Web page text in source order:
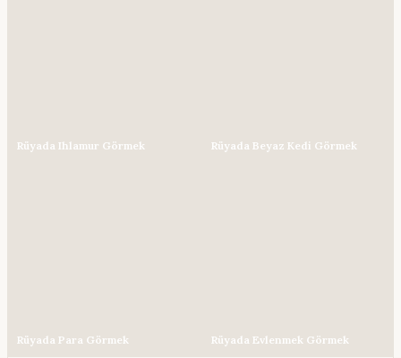
Rüyada Ihlamur Görmek Rüyada Beyaz Kedi Görmek
Rüyada Para Görmek Rüyada Evlenmek Görmek